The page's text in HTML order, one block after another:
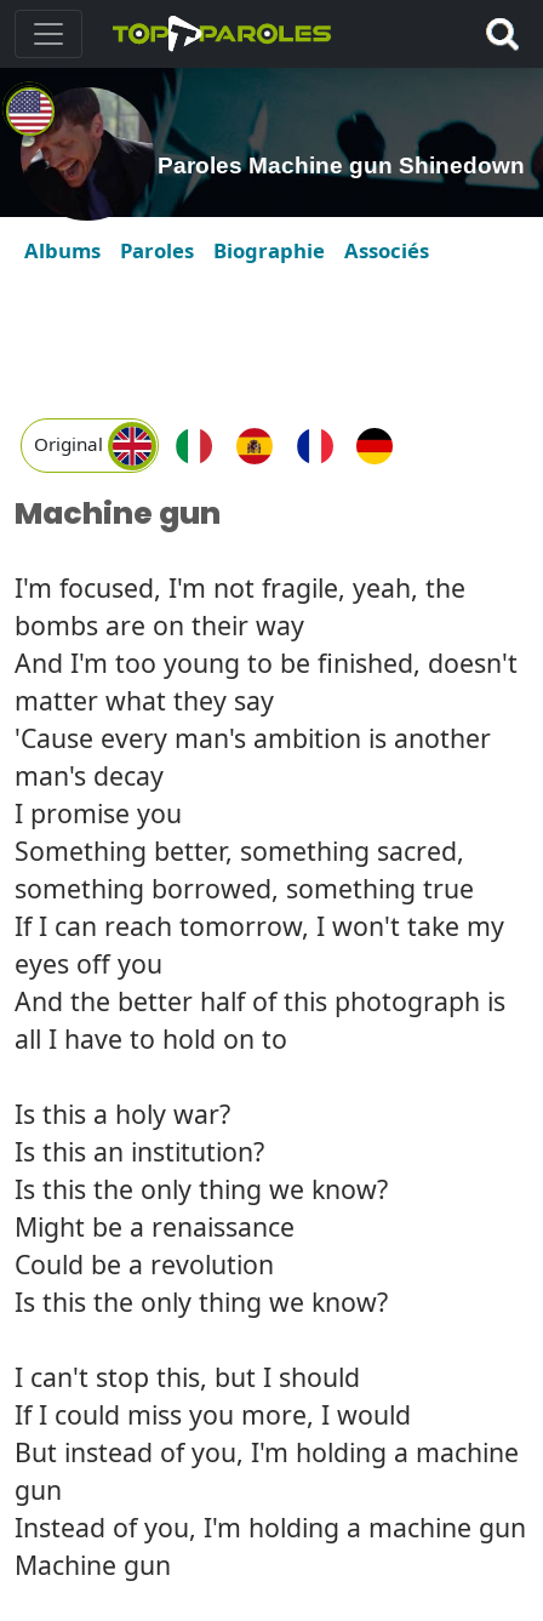
Paroles Machine gun Shinedown
Albums Paroles Biographie Associés
Original
Machine gun
I'm focused, I'm not fragile, yeah, the
bombs are on their way
And I'm too young to be finished, doesn't
matter what they say
'Cause every man's ambition is another
man's decay
I promise you
Something better, something sacred,
something borrowed, something true
If I can reach tomorrow, I won't take my
eyes off you
And the better half of this photograph is
all I have to hold on to
Is this a holy war?
Is this an institution?
Is this the only thing we know?
Might be a renaissance
Could be a revolution
Is this the only thing we know?
I can't stop this, but I should
If I could miss you more, I would
But instead of you, I'm holding a machine
gun
Instead of you, I'm holding a machine gun
Machine gun